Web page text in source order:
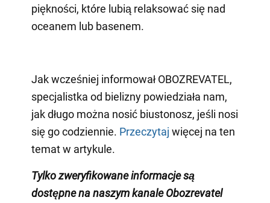
piękności, które lubią relaksować się nad
oceanem lub basenem.
Jak wcześniej informował OBOZREVATEL,
specjalistka od bielizny powiedziała nam,
jak długo można nosić biustonosz, jeśli nosi
się go codziennie. Przeczytaj więcej na ten
temat w artykule.
Tylko zweryfikowane informacje są
dostępne na naszym kanale Obozrevatel